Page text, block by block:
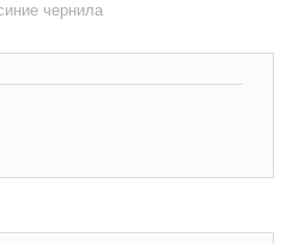
чернила